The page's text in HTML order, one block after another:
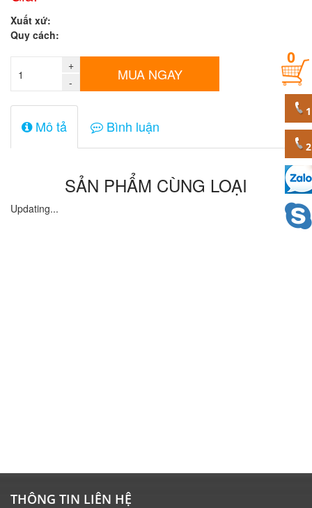
Mã
phẩm
0
Xuất xứ:
Quy cách:
+
-
MUA NGAY
Mô tả Bình luận
SẢN PHẨM CÙNG LOẠI
Updating...
THÔNG TIN LIÊN HỆ